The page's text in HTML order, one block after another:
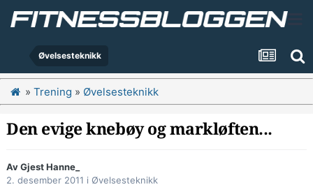
Øvelsesteknikk
» Trening » Øvelsesteknikk
Den evige knebøy og markløften...
Av Gjest Hanne_
2. desember 2011 i Øvelsesteknikk